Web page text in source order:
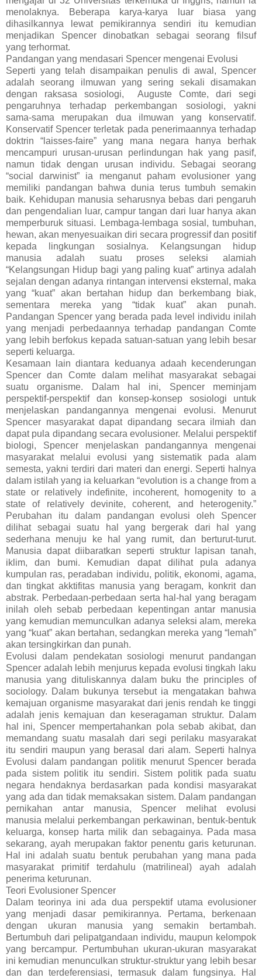
menolaknya. Beberapa karya-karya luar biasa yang
dihasilkannya lewat pemikirannya sendiri itu kemudian
menjadikan Spencer dinobatkan sebagai seorang filsuf
yang terhormat.
Pandangan yang mendasari Spencer mengenai Evolusi
Seperti yang telah disampaikan penulis di awal, Spencer
adalah seorang ilmuwan yang sering sekali disamakan
dengan raksasa sosiologi, Auguste Comte, dari segi
pengaruhnya terhadap perkembangan sosiologi, yakni
sama-sama merupakan dua ilmuwan yang konservatif.
Konservatif Spencer terletak pada penerimaannya terhadap
doktrin “laisses-faire” yang mana negara hanya berhak
mencampuri urusan-urusan perlindungan hak yang pasif,
namun tidak dengan urusan individu. Sebagai seorang
“social darwinist” ia menganut paham evolusioner yang
memiliki pandangan bahwa dunia terus tumbuh semakin
baik. Kehidupan manusia seharusnya bebas dari pengaruh
dan pengendalian luar, campur tangan dari luar hanya akan
memperburuk situasi. Lembaga-lembaga sosial, tumbuhan,
hewan, akan menyesuaikan diri secara progressif dan positif
kepada lingkungan sosialnya. Kelangsungan hidup
manusia adalah suatu proses seleksi alamiah
“Kelangsungan Hidup bagi yang paling kuat” artinya adalah
sejalan dengan adanya rintangan intervensi eksternal, maka
yang “kuat” akan bertahan hidup dan berkembang biak,
sementara mereka yang “tidak kuat” akan punah.
Pandangan Spencer yang berada pada level individu inilah
yang menjadi perbedaannya terhadap pandangan Comte
yang lebih berfokus kepada satuan-satuan yang lebih besar
seperti keluarga.
Kesamaan lain diantara keduanya adaah kecenderungan
Spencer dan Comte dalam melihat masyarakat sebagai
suatu organisme. Dalam hal ini, Spencer meminjam
perspektif-perspektif dan konsep-konsep sosiologi untuk
menjelaskan pandangannya mengenai evolusi. Menurut
Spencer masyarakat dapat dipandang secara ilmiah dan
dapat pula dipandang secara evolusioner. Melalui perspektif
biologi, Spencer menjelaskan pandangannya mengenai
masyarakat melalui evolusi yang sistematik pada alam
semesta, yakni terdiri dari materi dan energi. Seperti halnya
dalam istilah yang ia keluarkan “evolution is a change from a
state or relatively indefinite, incoherent, homogenity to a
state of relatively devinite, coherent, and heterogenity.”
Perubahan itu dalam pandangan evolusi oleh Spencer
dilihat sebagai suatu hal yang bergerak dari hal yang
sederhana menuju ke hal yang rumit, dan berturut-turut.
Manusia dapat diibaratkan seperti struktur lapisan tanah,
iklim, dan bumi. Kemudian dapat dilihat pula adanya
kumpulan ras, peradaban individu, politik, ekonomi, agama,
dan tingkat akktifitas manusia yang beragam, konkrit dan
abstrak. Perbedaan-perbedaan serta hal-hal yang beragam
inilah oleh sebab perbedaan kepentingan antar manusia
yang kemudian memunculkan adanya seleksi alam, mereka
yang “kuat” akan bertahan, sedangkan mereka yang “lemah”
akan tersingkirkan dan punah.
Evolusi dalam pendekatan sosiologi menurut pandangan
Spencer adalah lebih menjurus kepada evolusi tingkah laku
manusia yang dituliskannya dalam buku the principles of
sociology. Dalam bukunya tersebut ia mengatakan bahwa
kemajuan organisme masyarakat dari jenis rendah ke tinggi
adalah jenis kemajuan dan keseragaman struktur. Dalam
hal ini, Spencer mempertahankan pola sebab akibat, dan
memandang suatu masalah dari segi perilaku masyarakat
itu sendiri maupun yang berasal dari alam. Seperti halnya
Evolusi dalam pandangan politik menurut Spencer berada
pada sistem politik itu sendiri. Sistem politik pada suatu
negara hendaknya berdasarkan pada kondisi masyarakat
yang ada dan tidak memaksakan sistem. Dalam pandangan
pernikahan antar manusia, Spencer melihat evolusi
manusia melalui perkembangan perkawinan, bentuk-bentuk
keluarga, konsep harta milik dan sebagainya. Pada masa
sekarang, ayah merupakan faktor penentu garis keturunan.
Hal ini adalah suatu bentuk perubahan yang mana pada
masyarakat primitif terdahulu (matrilineal) ayah adalah
penerima keturunan.
Teori Evolusioner Spencer
Dalam teorinya ini ada dua perspektif utama evolusioner
yang menjadi dasar pemikirannya. Pertama, berkenaan
dengan ukuran manusia yang semakin bertambah.
Bertumbuh dari pelipatgandaan individu, maupun kelompok
yang bercampur. Pertumbuhan ukuran-ukuran masyarakat
ini kemudian menunculkan struktur-struktur yang lebih besar
dan dan terdeferensiasi, termasuk dalam fungsinya. Hal